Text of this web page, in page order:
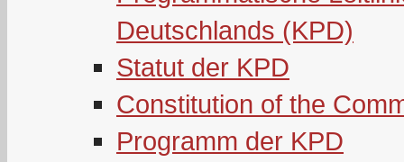
Deutschlands (KPD)
Statut der KPD
Constitution of the
Programm der KPD